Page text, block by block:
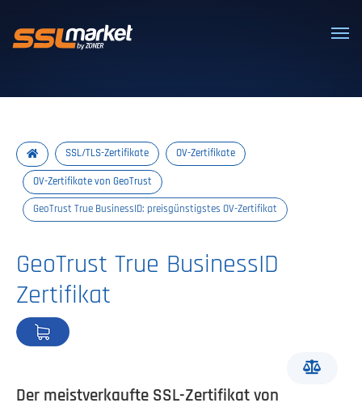
Vertrauenswürdige SSL/TLS-
SSL/TLS-Zertifikate OV-Zertifikate
OV-Zertifikate von GeoTrust
GeoTrust True BusinessID: preisgünstigstes OV-Zertifikat
GeoTrust True BusinessID
Zertifikat
Der meistverkaufte SSL-Zertifikat von